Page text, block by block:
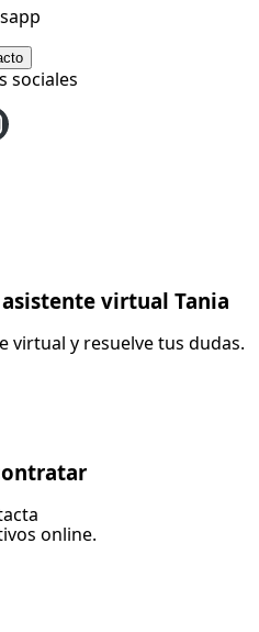
sociales
virtual Tania
virtual y resuelve tus dudas.
online.